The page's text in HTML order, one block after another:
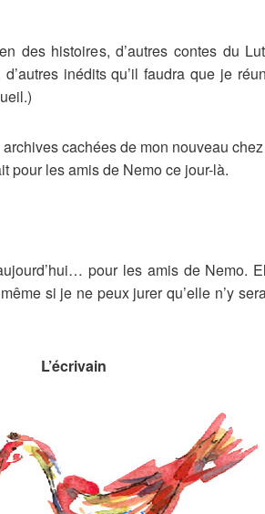
des histoires, d’autres contes du
inédits qu’il faudra que je
archives cachées de mon nouveau
pour les amis de Nemo ce jour-là.
pour les amis de Nemo.
si je ne peux jurer qu’elle n’y
L’écrivain